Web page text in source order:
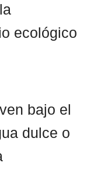
ecológico
bajo el
dulce o